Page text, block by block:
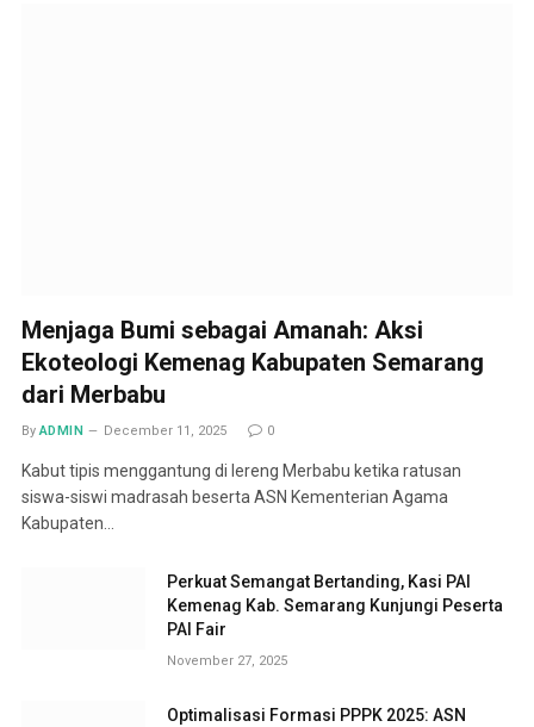
Menjaga Bumi sebagai Amanah: Aksi
Ekoteologi Kemenag Kabupaten Semarang
dari Merbabu
By ADMIN December 11, 2025 0
Kabut tipis menggantung di lereng Merbabu ketika ratusan
siswa-siswi madrasah beserta ASN Kementerian Agama
Kabupaten…
Perkuat Semangat Bertanding, Kasi PAI
Kemenag Kab. Semarang Kunjungi Peserta
PAI Fair
November 27, 2025
Optimalisasi Formasi PPPK 2025: ASN